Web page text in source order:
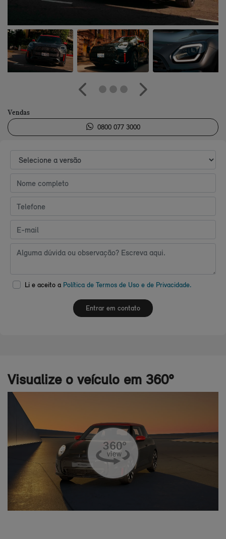
Li e aceito a Política de Termos de Uso e de Privacidade.
Entrar em contato
Anterior Próximo
Vendas
0800 077 3000
Visualize o veículo em 360°